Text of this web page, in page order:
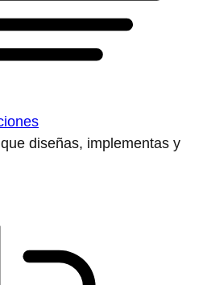
diseñas, implementas y